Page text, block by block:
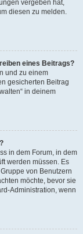
vergeben hat,
diesen zu melden.
eines Beitrags?
und zu einem
gesicherten Beitrag
in deinem
in dem Forum, in dem
werden müssen. Es
von Benutzern
möchte, bevor sie
Administration, wenn